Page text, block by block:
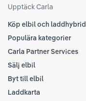
Upptäck Carla
Köp elbil och laddhybrid
Populära kategorier
Carla Partner Services
Sälj elbil
Byt till elbil
Laddkarta